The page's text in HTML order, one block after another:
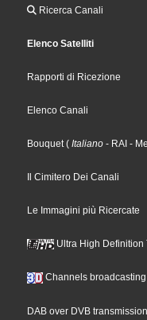
Ricerca Canali
Elenco Satelliti
Rapporti di Ricezione
Elenco Canali
Bouquet ( Italiano - RAI -
Il Cimitero Dei Canali
Le Immagini più Ricercate
Ultra High Definition
Channels
DAB over DVB